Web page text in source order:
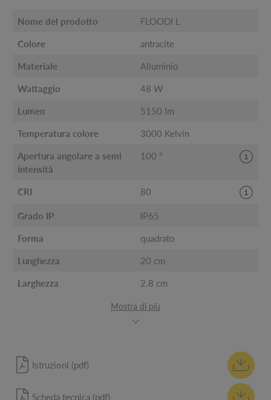
Nome del prodotto FLOODI L
Colore antracite
Materiale Alluminio
Wattaggio 48 W
Lumen 5150 lm
Temperatura colore 3000 Kelvin
Apertura angolare a semi
intensità
100 °
CRI 80
Grado IP IP65
Forma quadrato
Lunghezza 20 cm
Larghezza 2.8 cm
Mostra di più
Istruzioni (pdf)
Scheda tecnica (pdf)